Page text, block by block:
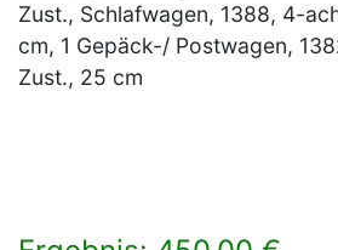
Zust., Schlafwagen, 1388, 4-
cm, 1 Gepäck-/ Postwagen,
Zust., 25 cm